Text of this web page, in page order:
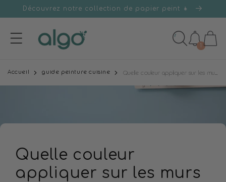
passer
au
Découvrez notre collection de papier peint 👧
1
Accueil guide peinture cuisine Quelle couleur appliquer sur les murs de sa cuisine ?
Quelle couleur
appliquer sur les murs